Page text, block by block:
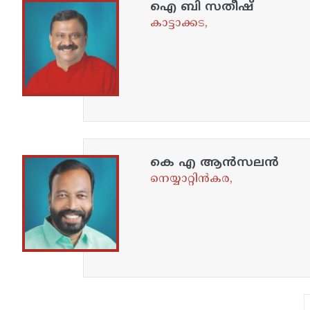
ഐ ബി സതീഷ്
കാട്ടാക്കട,
കെ എ ആൻസലൻ
നെയ്യാറ്റിൻകര,